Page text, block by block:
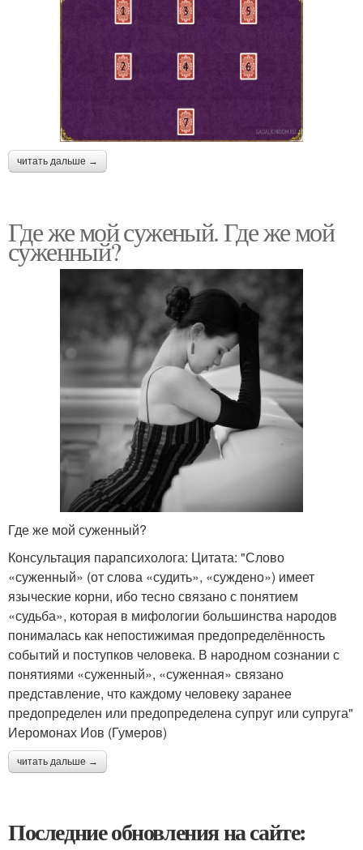
читать дальше →
Где же мой суженый. Где же мой
суженный?
Где же мой суженный?
Консультация парапсихолога: Цитата: "Слово
«суженный» (от слова «судить», «суждено») имеет
языческие корни, ибо тесно связано с понятием
«судьба», которая в мифологии большинства народов
понималась как непостижимая предопределённость
событий и поступков человека. В народном сознании с
понятиями «суженный», «суженная» связано
представление, что каждому человеку заранее
предопределен или предопределена супруг или супруга"
Иеромонах Иов (Гумеров)
читать дальше →
Последние обновления на сайте: